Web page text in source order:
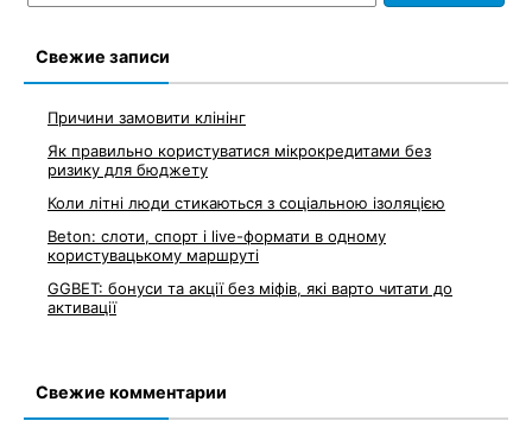
Свежие записи
Причини замовити клінінг
Як правильно користуватися мікрокредитами без
ризику для бюджету
Коли літні люди стикаються з соціальною ізоляцією
Beton: слоти, спорт і live-формати в одному
користувацькому маршруті
GGBET: бонуси та акції без міфів, які варто читати до
активації
Свежие комментарии